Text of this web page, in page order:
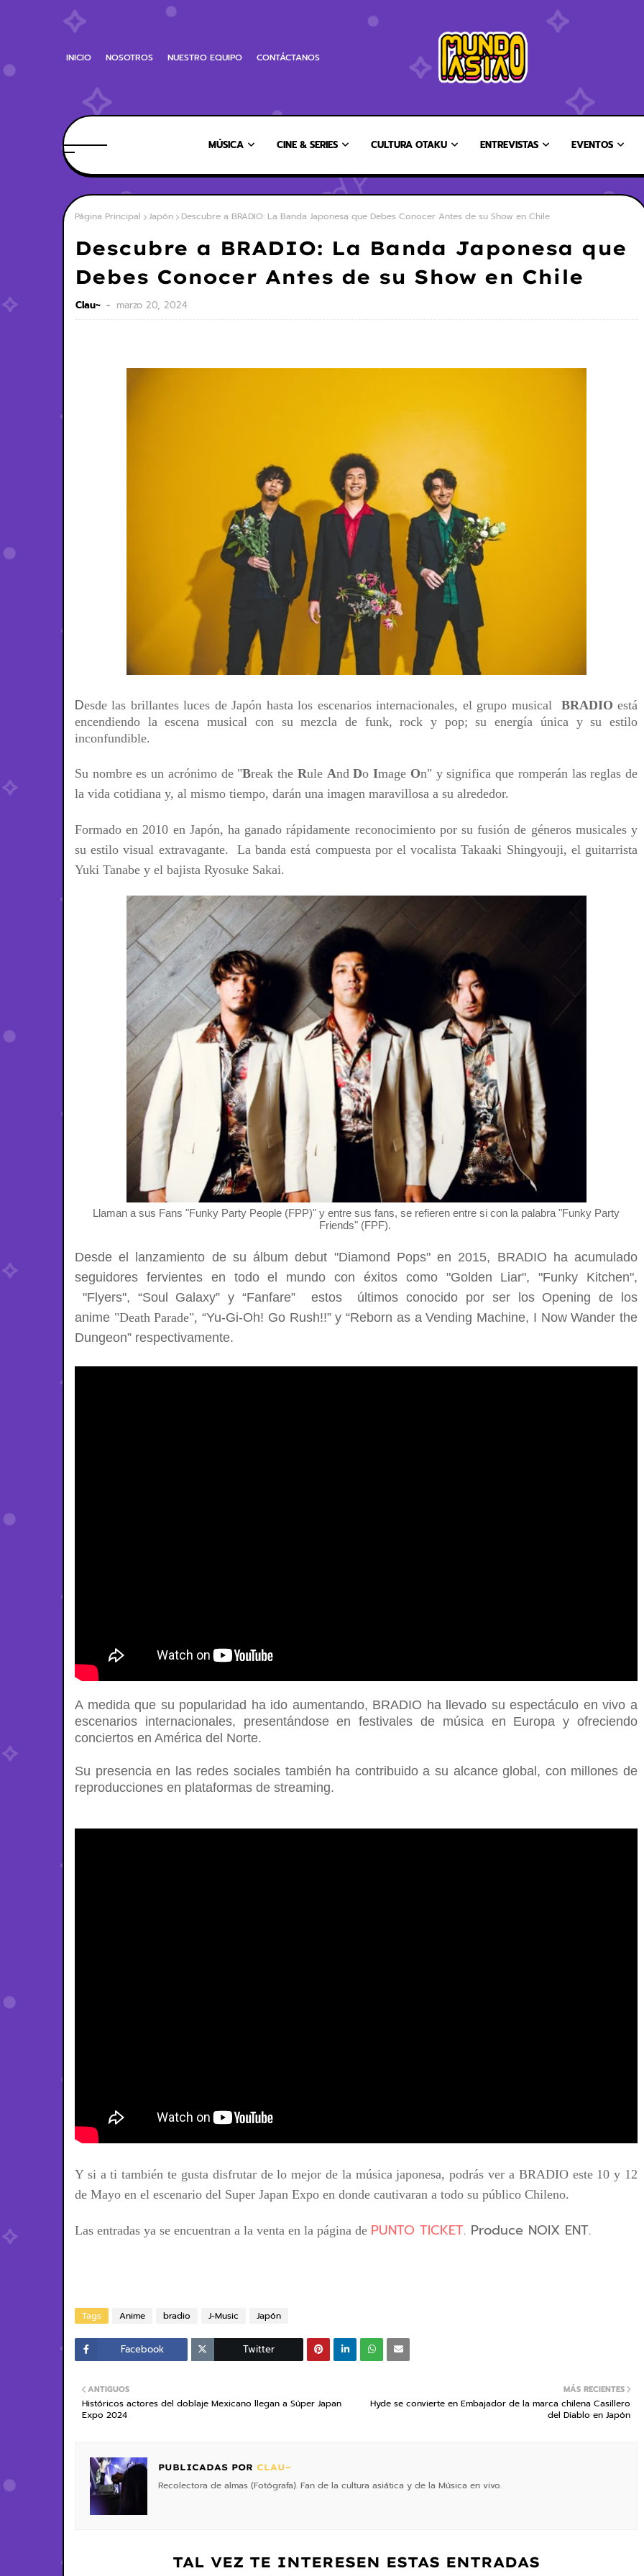
INICIO NOSOTROS NUESTRO EQUIPO CONTÁCTANOS
MÚSICA CINE & SERIES CULTURA OTAKU ENTREVISTAS EVENTOS
Página Principal Japón Descubre a BRADIO: La Banda Japonesa que Debes Conocer Antes de su Show en Chile
Descubre a BRADIO: La Banda Japonesa que
Debes Conocer Antes de su Show en Chile
Clau~ marzo 20, 2024
Desde las brillantes luces de Japón hasta los escenarios internacionales, el grupo musical BRADIO está
encendiendo la escena musical con su mezcla de funk, rock y pop; su energía única y su estilo
inconfundible.
Su nombre es un acrónimo de "Break the Rule AndDoImage On" y significa que romperán las reglas de
la vida cotidiana y, al mismo tiempo, darán una imagen maravillosa a su alrededor.
Formado en 2010 en Japón, ha ganado rápidamente reconocimiento por su fusión de géneros musicales y
su estilo visual extravagante. La banda está compuesta por el vocalista Takaaki Shingyouji, el guitarrista
Yuki Tanabe y el bajista Ryosuke Sakai.
Llaman a sus Fans "Funky Party People (FPP)" y entre sus fans, se refieren entre si con la palabra "Funky Party
Friends" (FPF).
Desde el lanzamiento de su álbum debut "Diamond Pops" en 2015, BRADIO ha acumulado
seguidores fervientes en todo el mundo con éxitos como "Golden Liar", "Funky Kitchen",
"Flyers", “Soul Galaxy” y “Fanfare” estos últimos conocido por ser los Opening de los
anime "Death Parade", “Yu-Gi-Oh! Go Rush!!” y “Reborn as a Vending Machine, I Now Wander the
Dungeon” respectivamente.
A medida que su popularidad ha ido aumentando, BRADIO ha llevado su espectáculo en vivo a
escenarios internacionales, presentándose en festivales de música en Europa y ofreciendo
conciertos en América del Norte.
Su presencia en las redes sociales también ha contribuido a su alcance global, con millones de
reproducciones en plataformas de streaming.
Y si a ti también te gusta disfrutar de lo mejor de la música japonesa, podrás ver a BRADIO este 10 y 12
de Mayo en el escenario del Super Japan Expo en donde cautivaran a todo su público Chileno.
Las entradas ya se encuentran a la venta en la página de PUNTO TICKET. Produce NOIX ENT.
Tags Anime bradio J-Music Japón
Facebook Twitter
MÁS RECIENTES
Hyde se convierte en Embajador de la marca chilena Casillero
del Diablo en Japón
ANTIGUOS
Históricos actores del doblaje Mexicano llegan a Súper Japan
Expo 2024
PUBLICADAS POR CLAU~
Recolectora de almas (Fotógrafa). Fan de la cultura asiática y de la Música en vivo.
TAL VEZ TE INTERESEN ESTAS ENTRADAS